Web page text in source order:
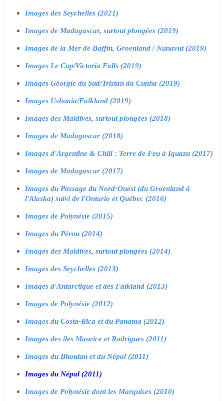
Images des Seychelles (2021)
Images de Madagascar, surtout plongées (2019)
Images de la Mer de Baffin, Groenland / Nunavut (2019)
Images Le Cap/Victoria Falls (2019)
Images Géorgie du Sud/Tristan da Cunha (2019)
Images Ushuaia/Falkland (2019)
Images des Maldives, surtout plongées (2018)
Images de Madagascar (2018)
Images d'Argentine & Chili : Terre de Feu à Iguazu (2017)
Images de Madagascar (2017)
Images du Passage du Nord-Ouest (du Groenland à
l'Alaska) suivi de l'Ontario et Québec (2016)
Images de Polynésie (2015)
Images du Pérou (2014)
Images des Maldives, surtout plongées (2014)
Images des Seychelles (2013)
Images d'Antarctique et des Falkland (2013)
Images de Polynésie (2012)
Images du Costa-Rica et du Panama (2012)
Images des îles Maurice et Rodrigues (2011)
Images du Bhoutan et du Népal (2011)
Images du Népal (2011)
Images de Polynésie dont les Marquises (2010)